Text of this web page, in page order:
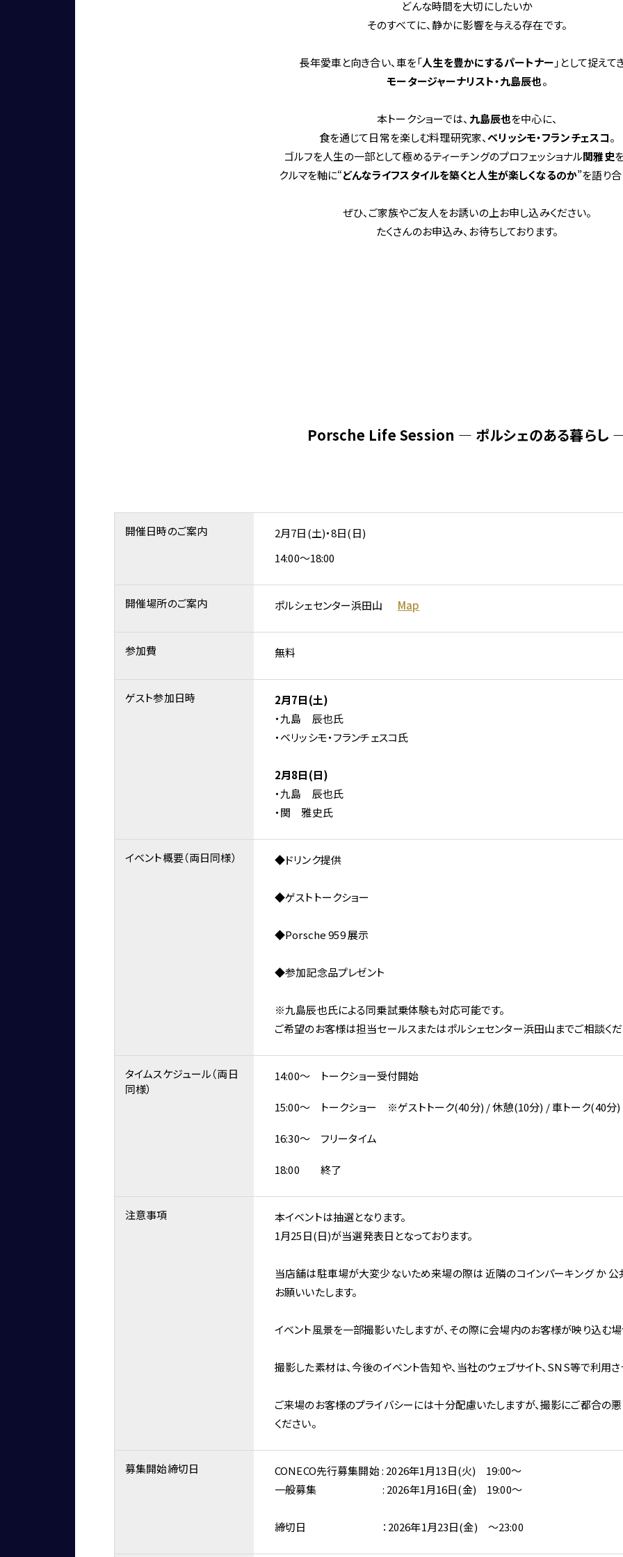
買取・査定
アフターサービス
どんな時間を大切にしたいか――
そのすべてに、静かに影響を与える存在です。
長年愛車と向き合い、車を「人生を豊かにするパートナー 」として捉えて
モータージャーナリスト・九島辰也。
本トークショーでは、 九島辰也を中心に、
食を通じて日常を楽しむ料理研究家、ベリッシモ・フランチェスコ。
ゴルフを人生の一部として極めるティーチングのプロフェッショナル関雅史
クルマを軸に“どんなライフスタイルを築くと人生が楽しくなるのか”を語り合
ぜひ、ご家族やご友人をお誘いの上お申し込みください。
たくさんのお申込み、お待ちしております。
Porsche Life Session ― ポルシェのある暮らし
開催日時のご案内
2月7日(土)・8日(日)
14:00～18:00
開催場所のご案内 ポルシェセンター浜田山 Map
参加費 無料
ゲスト参加日時
2月7日(土)
・九島　辰也氏
・ベリッシモ・フランチェスコ氏
2月8日(日)
・九島　辰也氏
・関　雅史氏
イベント概要（両日同様） ◆ドリンク提供
◆ゲストトークショー
◆Porsche 959 展示
◆参加記念品プレゼント
※九島辰也氏による同乗試乗体験も対応可能です。
ご希望のお客様は担当セールスまたはポルシェセンター浜田山までご相談くだ
タイムスケジュール（両日
同様）
14:00～　トークショー受付開始
15:00～ トークショー ※ゲストトーク(40分) / 休憩(10分) / 車トーク(40分)
16:30～　フリータイム
18:00　　終了
注意事項
本イベントは抽選となります。
1月25日(日)が当選発表日となっております。
当店舗は駐車場が大変少ないため来場の際は 近隣のコインパーキング か
お願いいたします。
イベント風景を一部撮影いたしますが、その際に会場内のお客様が映り込む場
撮影した素材は、今後のイベント告知や、当社のウェブサイト、SNS等で利用
ご来場のお客様のプライバシーには十分配慮いたしますが、撮影にご都合の
ください。
募集開始締切日
CONECO先行募集開始 : 2026年1月13日(火)　19:00～
一般募集　　　　　　 : 2026年1月16日(金)　19:00～
締切日　　　　　　　 ：2026年1月23日(金)　～23:00